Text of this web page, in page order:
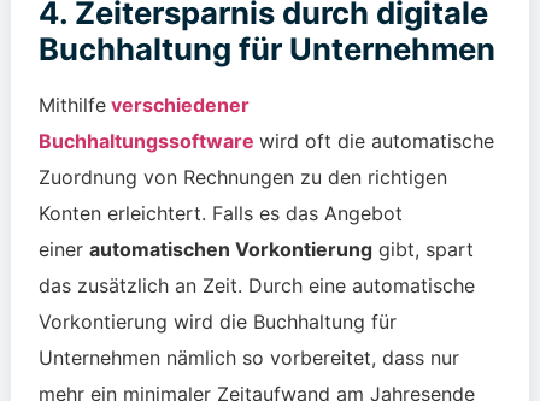
4. Zeitersparnis durch digitale
Buchhaltung für Unternehmen
Mithilfe verschiedener
Buchhaltungssoftware wird oft die automatische
Zuordnung von Rechnungen zu den richtigen
Konten erleichtert. Falls es das Angebot
einer automatischen Vorkontierunggibt, spart
das zusätzlich an Zeit. Durch eine automatische
Vorkontierung wird die Buchhaltung für
Unternehmen nämlich so vorbereitet, dass nur
mehr ein minimaler Zeitaufwand am Jahresende